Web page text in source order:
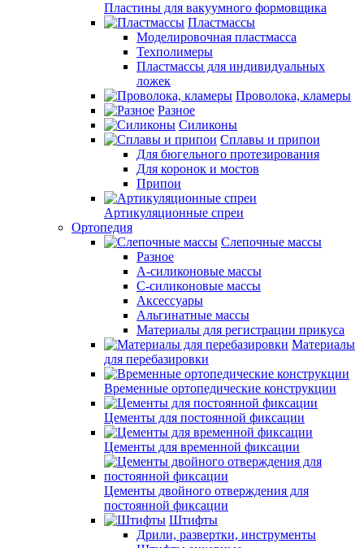
Пластины для вакуумного формовщика
Пластмассы
Моделировочная пластмасса
Техполимеры
Пластмассы для индивидуальных
ложек
Проволока, кламеры
Разное
Силиконы
Сплавы и припои
Для бюгельного протезирования
Для коронок и мостов
Припои
Артикуляционные спреи
Ортопедия
Слепочные массы
Разное
А-силиконовые массы
С-силиконовые массы
Аксессуары
Альгинатные массы
Материалы для регистрации прикуса
Материалы
для перебазировки
Временные ортопедические конструкции
Цементы для постоянной фиксации
Цементы для временной фиксации
Цементы двойного отверждения для
постоянной фиксации
Штифты
Дрили, развертки, инструменты